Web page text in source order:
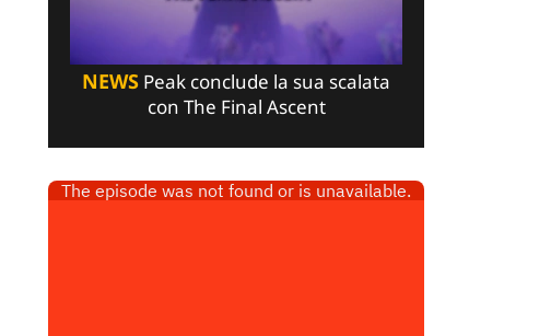
NEWS Peak conclude la sua scalata
con The Final Ascent